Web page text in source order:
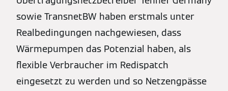
sowie TransnetBW haben erstmals unter
Realbedingungen nachgewiesen, dass
Wärmepumpen das Potenzial haben, als
flexible Verbraucher im Redispatch
eingesetzt zu werden und so Netzengpässe